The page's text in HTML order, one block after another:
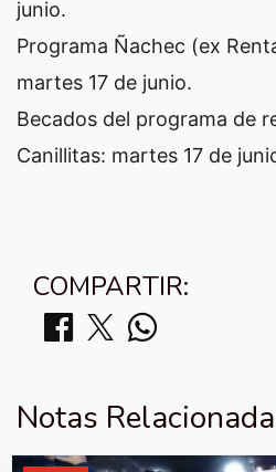
junio.
Programa Ñachec (ex
martes 17 de junio.
Becados del programa de
Canillitas: martes 17 de
COMPARTIR:
Notas